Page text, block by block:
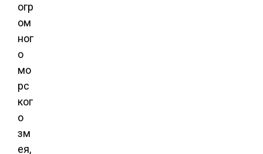
огр
ом
ног
о
мо
рс
ког
о
зм
ея,